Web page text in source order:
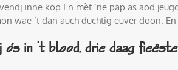
inne kop En mèt ‘ne pap as aod
wae ’t dan auch duchtig euver doon.
in ’t blood, drie daag